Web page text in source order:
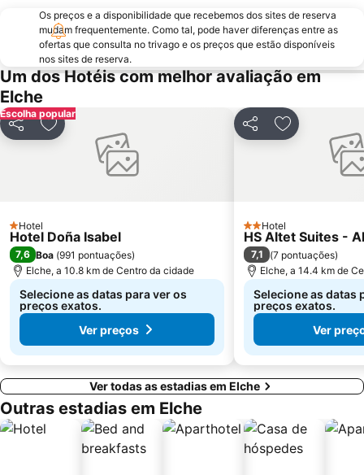
Mercado
Plaza de Toros de Alicante
Cala Mal Pas
Mil Palmeras
Arenals del Sol
Albufereta
Foietes
El Carabassi
de La Mata
Cala Capitán
Estación de tren FGV
Calas Santa Pola del Este
Parque Natural de las Salinas de La Mata-Torrevieja
Salón de Juegos Bali
Os preços e a disponibilidade que recebemos dos sites de reserva
mudam frequentemente. Como tal, pode haver diferenças entre as
ofertas que consulta no trivago e os preços que estão disponíveis
nos sites de reserva.
Um dos Hotéis com melhor avaliação em
Elche
Escolha popular
PartilharAdicionar aos favoritos
1 Estrelas
Hotel
Hotel Doña Isabel
7,6 Boa (991 pontuações)
Elche, a 10.8 km de Centro da cidade
Selecione as datas para ver os
preços exatos.
Ver preços
PartilharAdicionar
2 Estrelas
Hotel
HS Altet Suites -
7,1 (7 pontuações)
Elche, a 14.4 km de
Selecione as datas
preços exatos.
Ver
Ver todas as estadias em Elche
Outras estadias em Elche